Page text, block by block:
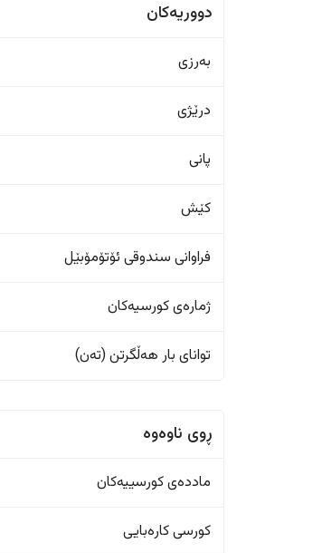
دووریەکان
بەرزی
درێژی
پانی
کێش
فراوانی سندوقی ئۆتۆمۆبێل
ژمارەی کورسیەکان
تواناى بار هەڵگرتن (تەن)
ڕوی ناوەوە
ماددەی کورسییەکان
کورسی کارەبایی